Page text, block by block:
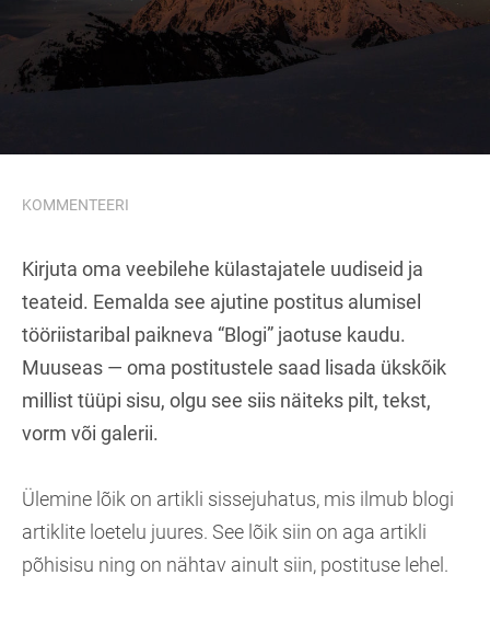
KOMMENTEERI
Kirjuta oma veebilehe külastajatele uudiseid ja
teateid. Eemalda see ajutine postitus alumisel
tööriistaribal paikneva “Blogi” jaotuse kaudu.
Muuseas — oma postitustele saad lisada ükskõik
millist tüüpi sisu, olgu see siis näiteks pilt, tekst,
vorm või galerii.
Ülemine lõik on artikli sissejuhatus, mis ilmub blogi
artiklite loetelu juures. See lõik siin on aga artikli
põhisisu ning on nähtav ainult siin, postituse lehel.